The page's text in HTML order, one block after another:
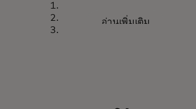
การเปลี่ยน
อ่านเพิ่มเติม